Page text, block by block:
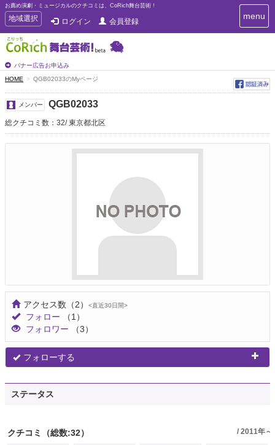
お薦め演劇・ミュージカルのクチコミは、CoRich舞台芸術！
T
o
g
g
e
n
a
v
i
g
a
t
地域選択 ログイン 会員登録
バナー広告お申込み
T
o
e
n
menu
HOME QGB02033のMyページ
メンバー QGB02033
総クチコミ数：32 東京都北区
アクセス数 （2） <直近30日間>
フォロー
（1）
フォロワー
（3）
フォローする
ステータス
クチコミ （総数:32） / 2011年～